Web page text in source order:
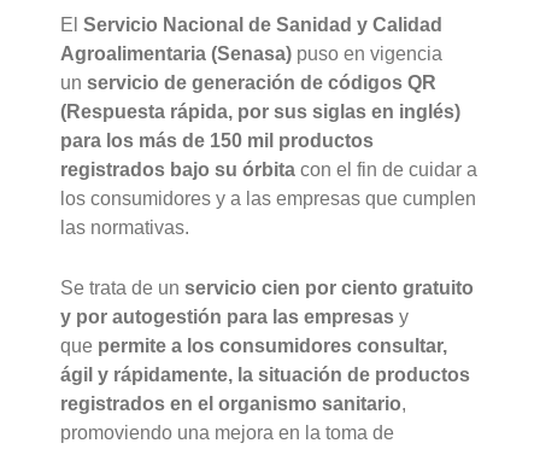
ElServicio Nacional de Sanidad y Calidad
Agroalimentaria (Senasa) puso en vigencia
unservicio de generación de códigos QR
(Respuesta rápida, por sus siglas en inglés)
para los más de 150 mil productos
registrados bajo su órbita con el fin de cuidar a
los consumidores y a las empresas que cumplen
las normativas.
Se trata de unservicio cien por ciento gratuito
y por autogestión para las empresas y
que permite a los consumidores consultar,
ágil y rápidamente, la situación de productos
registrados en el organismo sanitario,
promoviendo una mejora en la toma de